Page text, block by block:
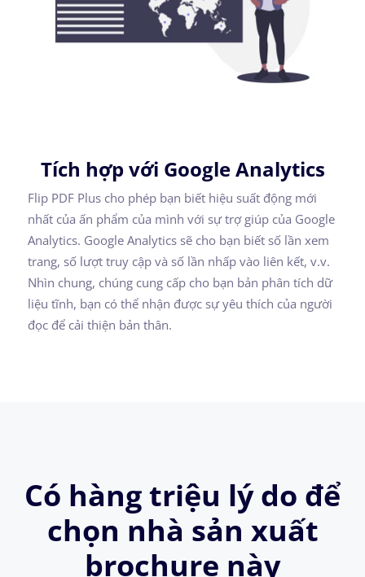
Tích hợp với Google Analytics
Flip PDF Plus cho phép bạn biết hiệu suất động mới
nhất của ấn phẩm của mình với sự trợ giúp của Google
Analytics. Google Analytics sẽ cho bạn biết số lần xem
trang, số lượt truy cập và số lần nhấp vào liên kết, v.v.
Nhìn chung, chúng cung cấp cho bạn bản phân tích dữ
liệu tĩnh, bạn có thể nhận được sự yêu thích của người
đọc để cải thiện bản thân.
Có hàng triệu lý do để
chọn nhà sản xuất
brochure này